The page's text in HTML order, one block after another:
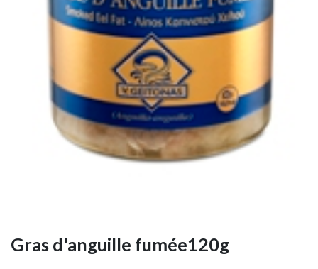
Gras d'anguille fumée120g